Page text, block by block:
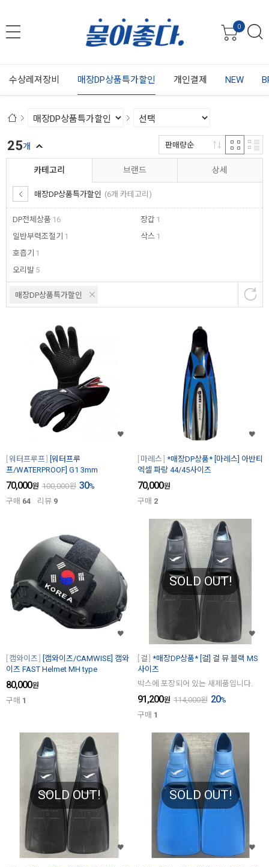
0
수상레져장비 매장DP상품특가할인 개인결제 NEW
카테고리
매장DP상품특가할인 (6개 카테고리)
DP전체상품 16
일반부력조절기 1
호흡기 1
오리발 5
장갑 1
삭스 1
브랜드 상세
매장DP상품특가할인
25개 판매량순
워터프루프
[워터프루
프/WATERPROOF] G1 3mm
70,000원 100,000원 30%
구매 64 리뷰 9
마레스 *매장DP상품* [마레스] 아반티
엑셀 파랑 44/45사이즈
70,000원
구매 2
캠와이즈
[캠와이즈/CAMWISE] 캠와
이즈 FAST Helmet MH type
80,000원
구매 1
SOLD OUT!
걸 *매장DP상품* [걸] 걸 뮤 블랙 MS
사이즈
박스에 포장되어 있는 새제품입니다.
91,200원 114,000원 20%
구매 1
SOLD OUT! SOLD OUT!